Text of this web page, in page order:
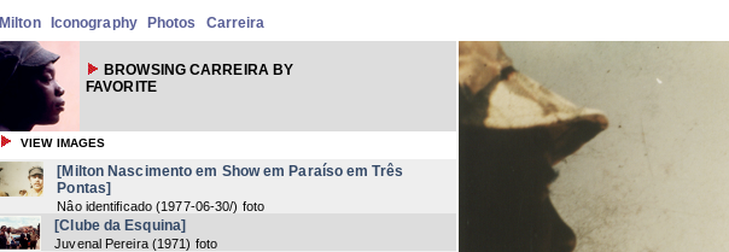
Milton Iconography Photos Carreira
BROWSING CARREIRA BY
FAVORITE
VIEW IMAGES
[Milton Nascimento em Show em Paraíso em Três
Pontas]
Nâo identificado (1977-06-30/) foto
[Clube da Esquina]
Juvenal Pereira (1971) foto